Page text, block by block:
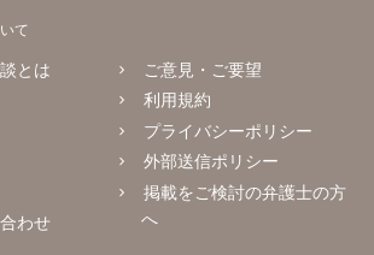
て
とは
わせ
ご意見・ご要望
利用規約
プライバシーポリシー
外部送信ポリシー
掲載をご検討の弁護士の方
へ